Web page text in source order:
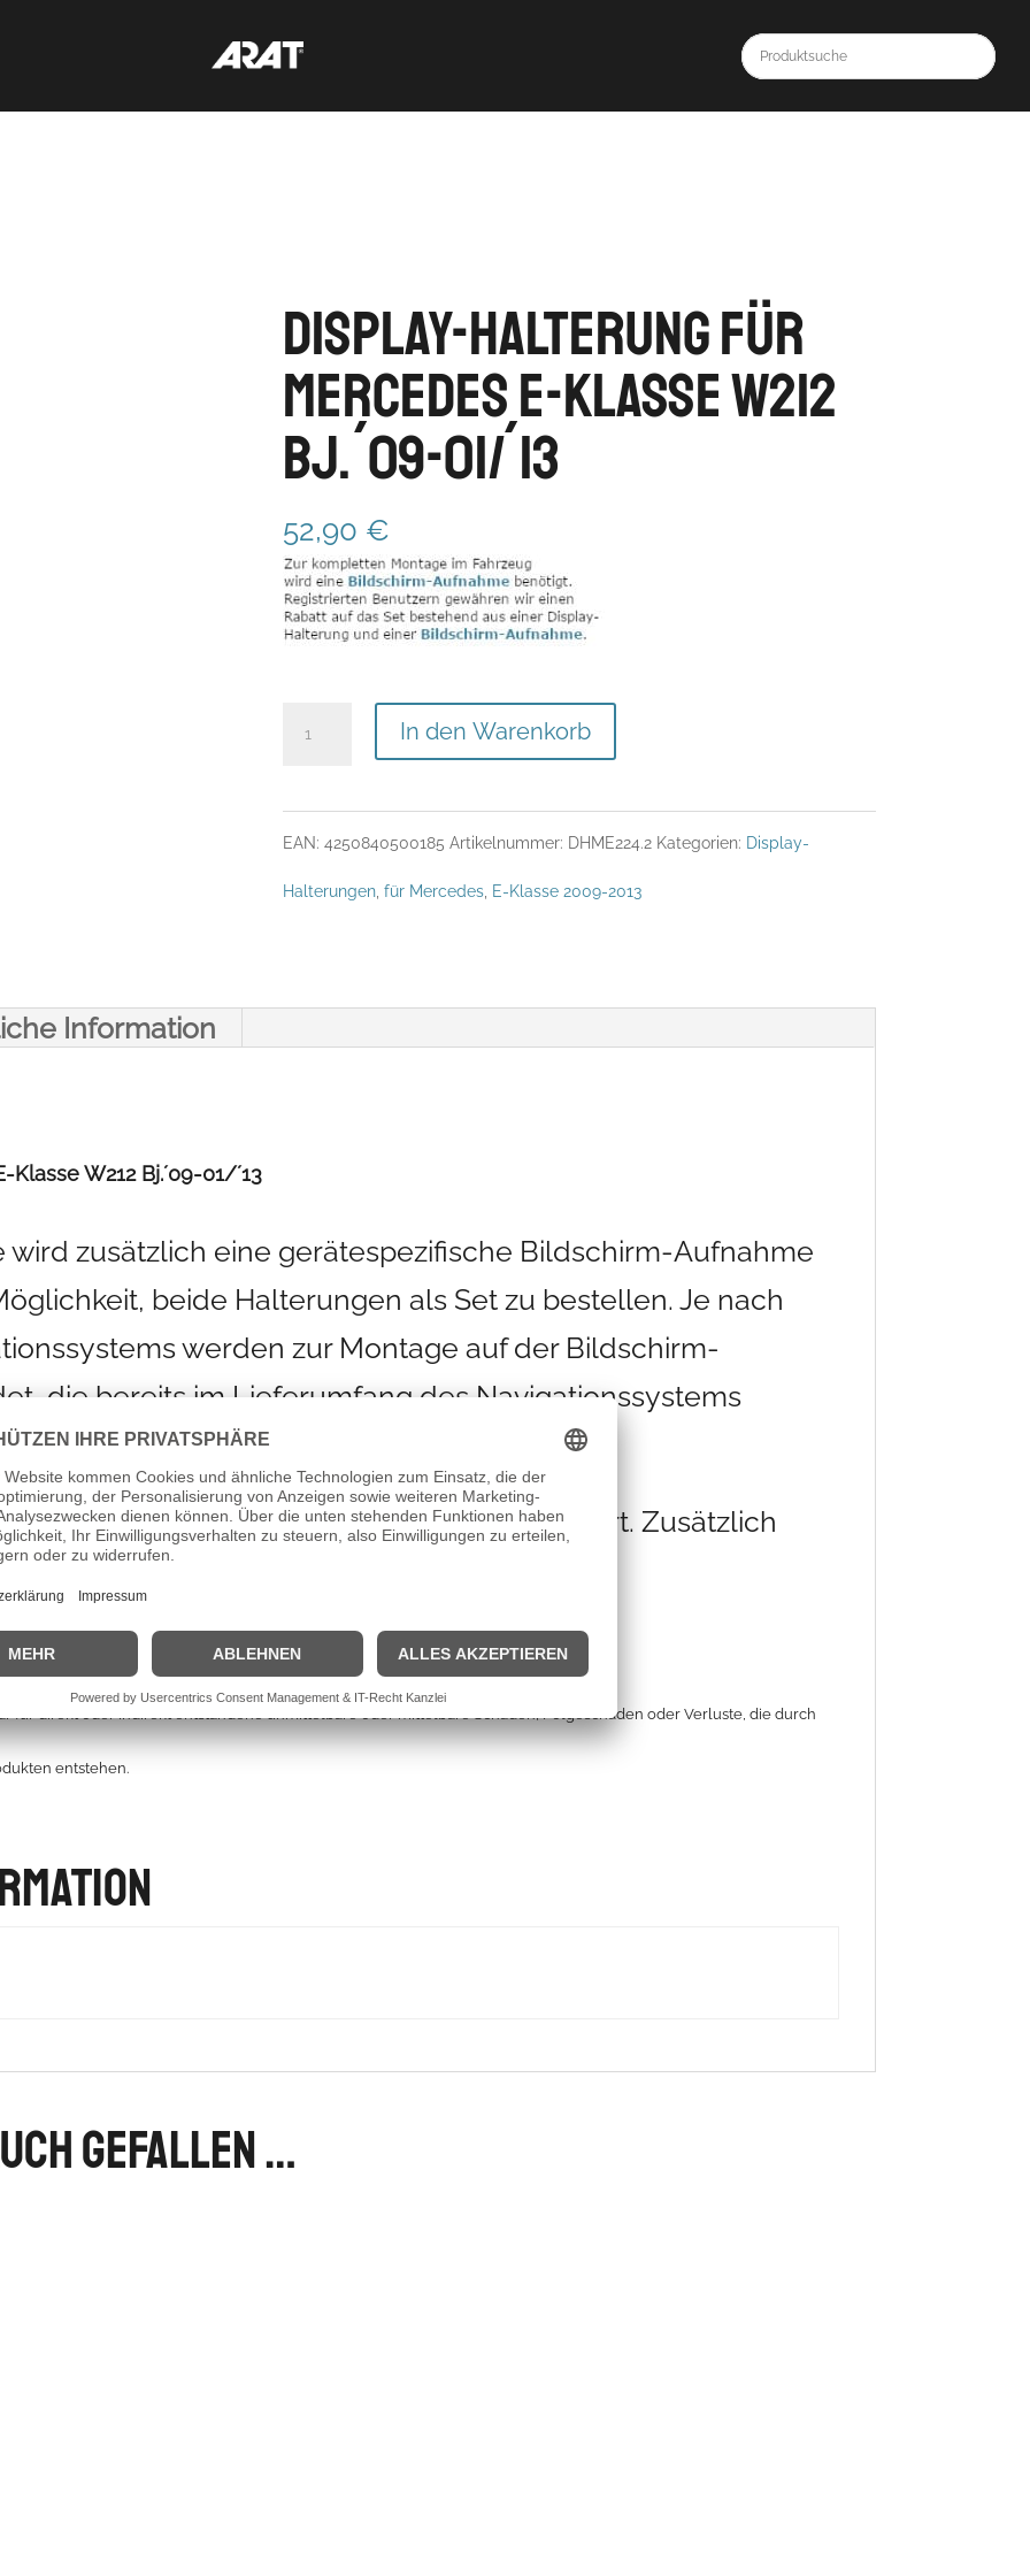
Display-Halterung für
Mercedes E-Klasse W212
Bj.´09-01/´13
52,90 €
Display-
für
W212
Menge
In den Warenkorb
EAN: 4250840500185 Artikelnummer: DHME224.2 Kategorien: Display-
Halterungen, für Mercedes, E-Klasse 2009-2013
Information
W212 Bj.´09-01/´13
zusätzlich eine gerätespezifische Bildschirm-Aufnahme
beide Halterungen als Set zu bestellen. Je nach
werden zur Montage auf der Bildschirm-
die bereits im Lieferumfang des Navigationssystems
Halterung komplett im Fahrzeug montiert. Zusätzlich
nicht zum Lieferumfang.
für direkt oder indirekt entstandene unmittelbare oder mittelbare Schäden, Folgeschäden oder Verluste, die durch
entstehen.
gefallen …